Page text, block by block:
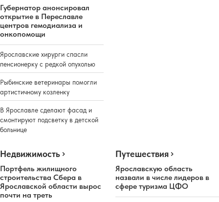
Губернатор анонсировал
открытие в Переславле
центров гемодиализа и
онкопомощи
Ярославские хирурги спасли
пенсионерку с редкой опухолью
Рыбинские ветеринары помогли
артистичному козленку
В Ярославле сделают фасад и
смонтируют подсветку в детской
больнице
Недвижимость
Портфель жилищного
строительства Сбера в
Ярославской области вырос
почти на треть
Путешествия
Ярославскую область
назвали в числе лидеров в
сфере туризма ЦФО